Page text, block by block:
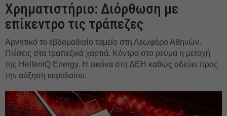
Χρηματιστήριο: Διόρθωση με
επίκεντρο τις τράπεζες
Αρνητικό το εβδομαδιαίο ταμείο στη Λεωφόρο Αθηνών.
Πιέσεις στα τραπεζικά χαρτιά. Κόντρα στο ρεύμα η μετοχή
της HelleniQ Energy. Η εικόνα στη ΔΕΗ καθώς οδεύει προς
την αύξηση κεφαλαίου.